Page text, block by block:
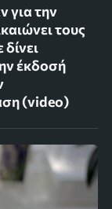
για την
τους
έκδοσή
(video)